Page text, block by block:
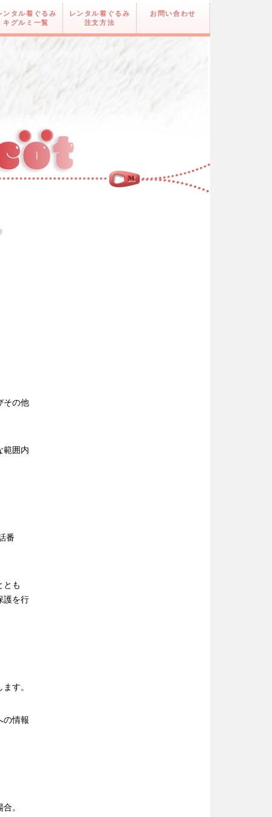
ンタル着ぐるみ
キグルミ一覧
レンタル着ぐるみ
注文方法
お問い合わせ
その他
範囲内
番
とも
護を行
す。
の情報
。